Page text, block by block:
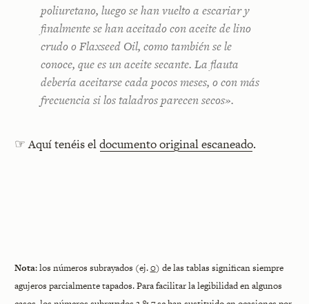
poliuretano, luego se han vuelto a escariar y
finalmente se han aceitado con aceite de lino
crudo oFlaxseed Oil, como también se le
conoce, que es un aceite secante. La flauta
debería aceitarse cada pocos meses, o con más
frecuencia si los taladros parecen secos».
☞ Aquí tenéis eldocumento original escaneado.
Nota: los números subrayados (ej.0) de las tablas significan siempre
agujeros parcialmente tapados. Para facilitar la legibilidad en algunos